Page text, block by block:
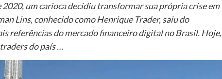
2020, um carioca decidiu transformar sua própria crise em
Lins, conhecido como Henrique Trader, saiu do
referências do mercado financeiro digital no Brasil. Hoje,
do país …